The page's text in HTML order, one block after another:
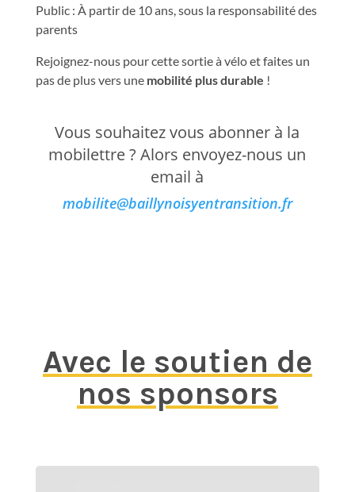
Public : À partir de 10 ans, sous la responsabilité des
parents
Rejoignez-nous pour cette sortie à vélo et faites un
pas de plus vers une mobilité plus durable !
Vous souhaitez vous abonner à la
mobilettre ? Alors envoyez-nous un
email à
mobilite@baillynoisyentransition.fr
Avec le soutien de
nos sponsors